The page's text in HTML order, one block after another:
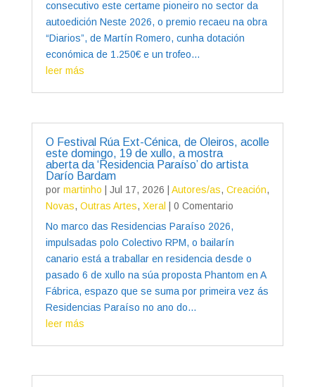
consecutivo este certame pioneiro no sector da
autoedición Neste 2026, o premio recaeu na obra
“Diarios”, de Martín Romero, cunha dotación
económica de 1.250€ e un trofeo...
leer más
O Festival Rúa Ext-Cénica, de Oleiros, acolle
este domingo, 19 de xullo, a mostra
aberta da ‘Residencia Paraíso’ do artista
Darío Bardam
por martinho Jul 17, 2026 Autores/as, Creación,
Novas, Outras Artes, Xeral
| 0 Comentario
No marco das Residencias Paraíso 2026,
impulsadas polo Colectivo RPM, o bailarín
canario está a traballar en residencia desde o
pasado 6 de xullo na súa proposta Phantom en A
Fábrica, espazo que se suma por primeira vez ás
Residencias Paraíso no ano do...
leer más